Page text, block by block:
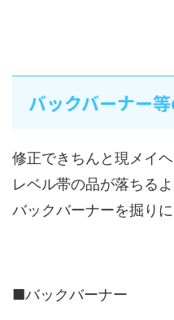
バックバーナー
修正できちんと現メイ
レベル帯の品が落ちる
バックバーナーを掘りに
■バックバーナー